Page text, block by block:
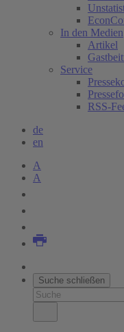
In den Medien
Artikel
Service
RSS-
de
en
A
A
Suche schließen